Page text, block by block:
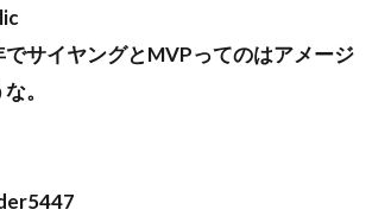
サイヤングとMVPってのはアメージ
。